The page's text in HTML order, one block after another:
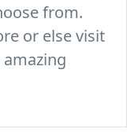
from.
or else visit